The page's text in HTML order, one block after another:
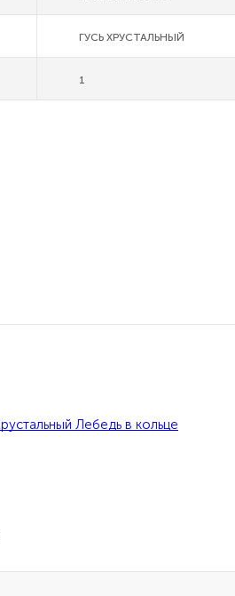
ГУСЬ ХРУСТАЛЬНЫЙ
1